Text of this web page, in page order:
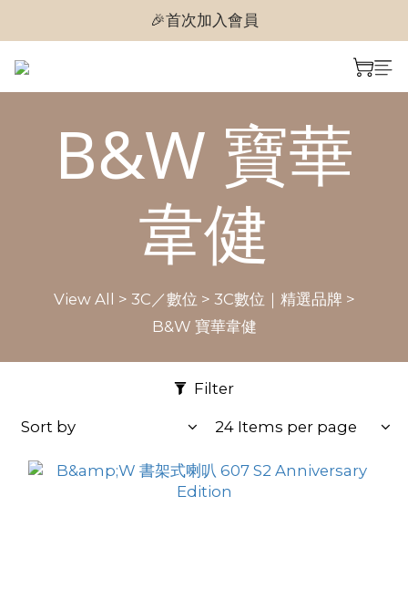
🎉首次加入會員
🎉首次加入會員
B&W 寶華
韋健
View All > 3C／數位 > 3C數位｜精選品牌 >
B&W 寶華韋健
Filter
Sort by 24 Items per page